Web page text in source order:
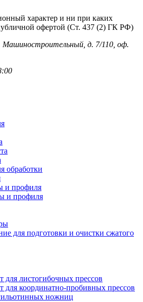
характер и ни при каких
офертой (Ст. 437 (2) ГК РФ)
Машиностроительный, д. 7/110, оф.
обработки
и профиля
и профиля
для подготовки и очистки сжатого
для листогибочных прессов
для координатно-пробивных прессов
ножниц